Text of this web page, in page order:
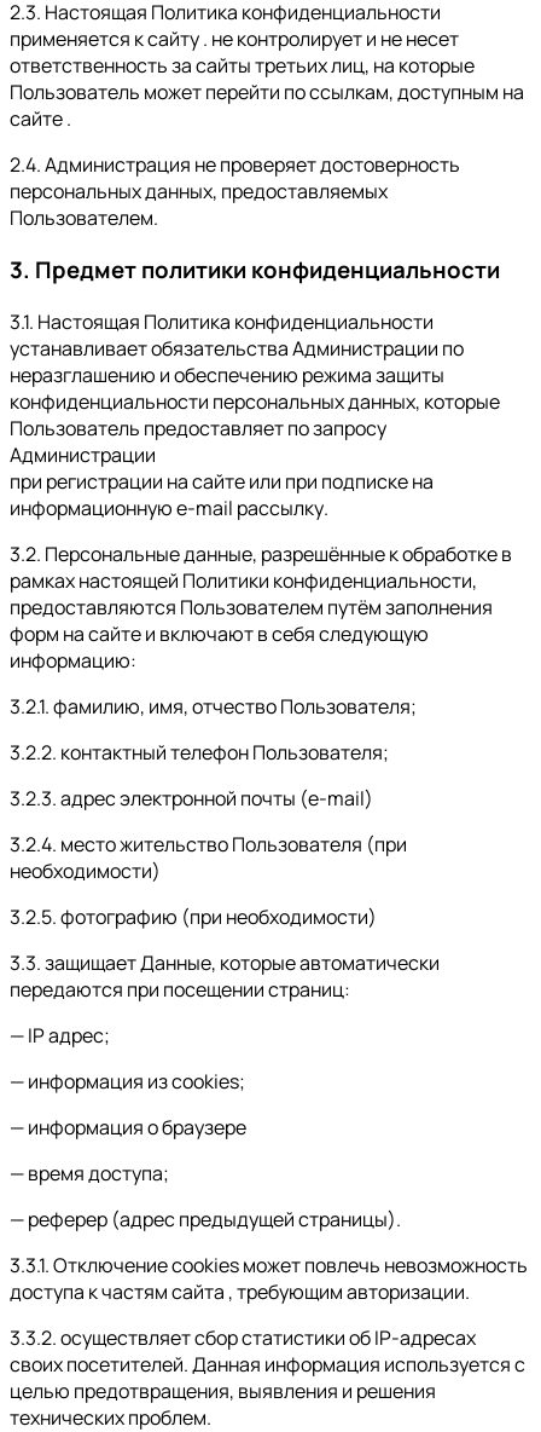
2.3. Настоящая Политика конфиденциальности
применяется к сайту . не контролирует и не несет
ответственность за сайты третьих лиц, на которые
Пользователь может перейти по ссылкам, доступным на
сайте .
2.4. Администрация не проверяет достоверность
персональных данных, предоставляемых
Пользователем.
3. Предмет политики конфиденциальности
3.1. Настоящая Политика конфиденциальности
устанавливает обязательства Администрации по
неразглашению и обеспечению режима защиты
конфиденциальности персональных данных, которые
Пользователь предоставляет по запросу
Администрации
при регистрации на сайте или при подписке на
информационную e-mail рассылку.
3.2. Персональные данные, разрешённые к обработке в
рамках настоящей Политики конфиденциальности,
предоставляются Пользователем путём заполнения
форм на сайте и включают в себя следующую
информацию:
3.2.1. фамилию, имя, отчество Пользователя;
3.2.2. контактный телефон Пользователя;
3.2.3. адрес электронной почты (e-mail)
3.2.4. место жительство Пользователя (при
необходимости)
3.2.5. фотографию (при необходимости)
3.3. защищает Данные, которые автоматически
передаются при посещении страниц:
— IP адрес;
— информация из cookies;
— информация о браузере
— время доступа;
— реферер (адрес предыдущей страницы).
3.3.1. Отключение cookies может повлечь невозможность
доступа к частям сайта , требующим авторизации.
3.3.2. осуществляет сбор статистики об IP-адресах
своих посетителей. Данная информация используется с
целью предотвращения, выявления и решения
технических проблем.